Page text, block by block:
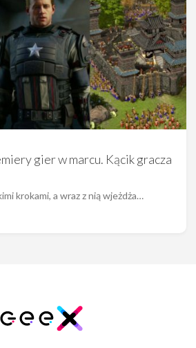
gier w marcu. Kącik gracza
krokami, a wraz z nią wjeżdża…